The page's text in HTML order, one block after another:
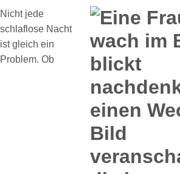
Nicht jede
schlaflose Nacht
ist gleich ein
Problem. Ob